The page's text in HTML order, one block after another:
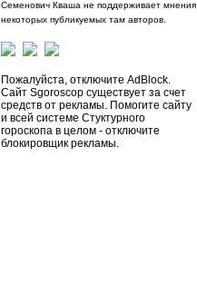
Семенович Кваша не поддерживает мнения
некоторых публикуемых там авторов.
Пожалуйста, отключите AdBlock.
Сайт Sgoroscop существует за счет
средств от рекламы. Помогите сайту
и всей системе Стуктурного
гороскопа в целом - отключите
блокировщик рекламы.